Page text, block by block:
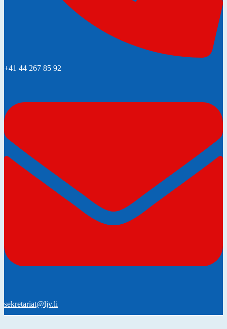
+41 44 267 85 92
sekretariat@ljv.li